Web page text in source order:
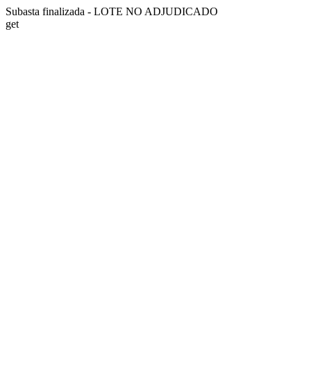
Subasta finalizada - LOTE NO ADJUDICADO
get